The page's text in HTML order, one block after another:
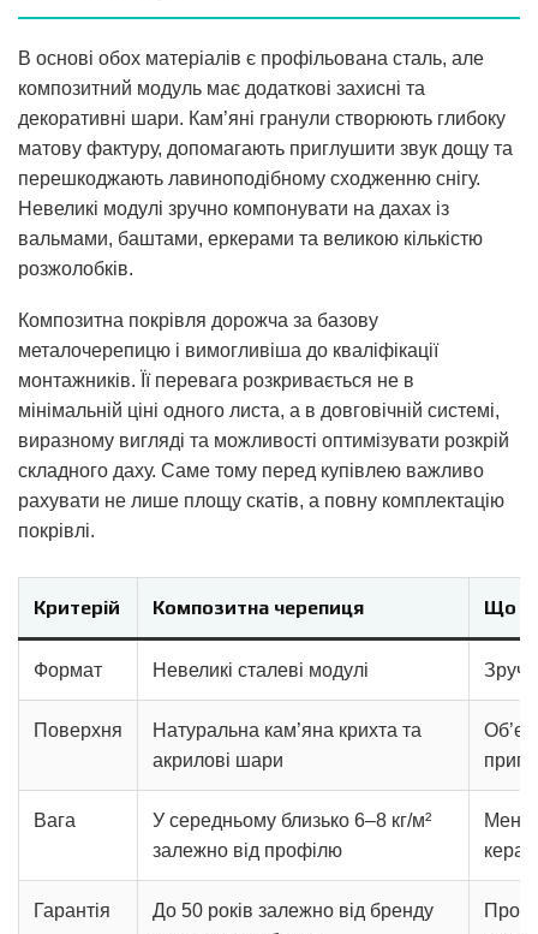
В основі обох матеріалів є профільована сталь, але
композитний модуль має додаткові захисні та
декоративні шари. Кам’яні гранули створюють глибоку
матову фактуру, допомагають приглушити звук дощу та
перешкоджають лавиноподібному сходженню снігу.
Невеликі модулі зручно компонувати на дахах із
вальмами, баштами, еркерами та великою кількістю
розжолобків.
Композитна покрівля дорожча за базову
металочерепицю і вимогливіша до кваліфікації
монтажників. Її перевага розкривається не в
мінімальній ціні одного листа, а в довговічній системі,
виразному вигляді та можливості оптимізувати розкрій
складного даху. Саме тому перед купівлею важливо
рахувати не лише площу скатів, а повну комплектацію
покрівлі.
Критерій Композитна черепиця Що
Формат Невеликі сталеві модулі
Поверхня
Натуральна кам’яна крихта та
акрилові шари
Вага
У середньому близько 6–8 кг/м²
залежно від профілю
Гарантія
До 50 років залежно від бренду